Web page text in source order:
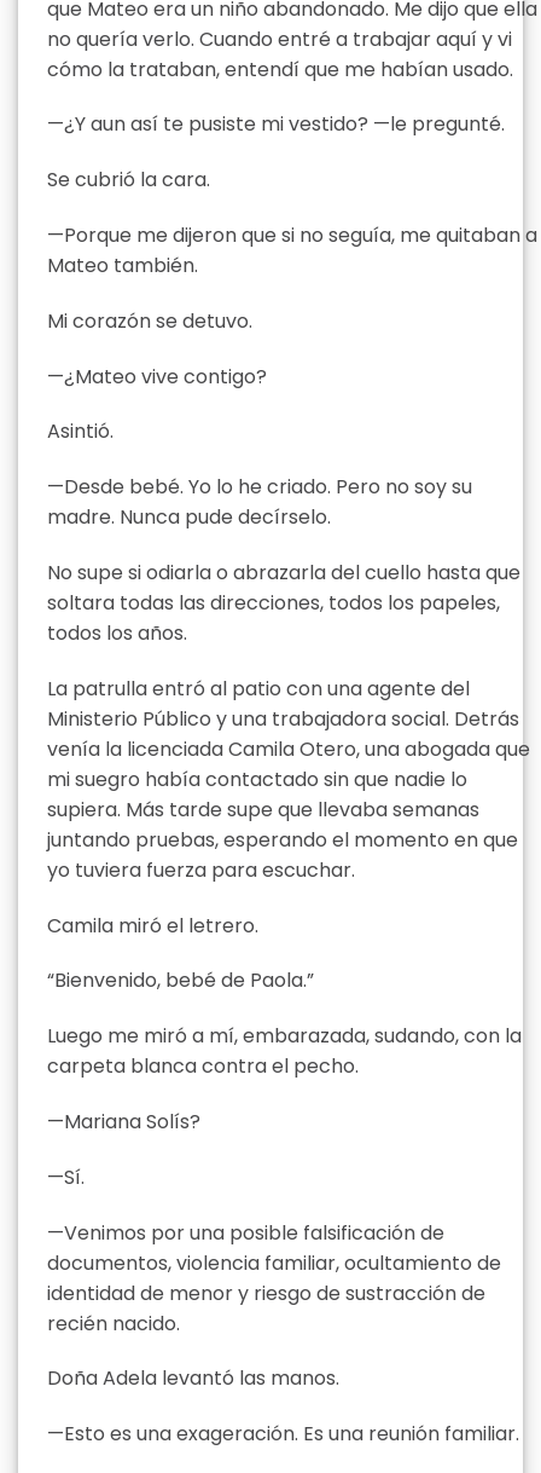
que Mateo era un niño abandonado. Me dijo que ella
no quería verlo. Cuando entré a trabajar aquí y vi
cómo la trataban, entendí que me habían usado.
—¿Y aun así te pusiste mi vestido? —le pregunté.
Se cubrió la cara.
—Porque me dijeron que si no seguía, me quitaban a
Mateo también.
Mi corazón se detuvo.
—¿Mateo vive contigo?
Asintió.
—Desde bebé. Yo lo he criado. Pero no soy su
madre. Nunca pude decírselo.
No supe si odiarla o abrazarla del cuello hasta que
soltara todas las direcciones, todos los papeles,
todos los años.
La patrulla entró al patio con una agente del
Ministerio Público y una trabajadora social. Detrás
venía la licenciada Camila Otero, una abogada que
mi suegro había contactado sin que nadie lo
supiera. Más tarde supe que llevaba semanas
juntando pruebas, esperando el momento en que
yo tuviera fuerza para escuchar.
Camila miró el letrero.
“Bienvenido, bebé de Paola.”
Luego me miró a mí, embarazada, sudando, con la
carpeta blanca contra el pecho.
—Mariana Solís?
—Sí.
—Venimos por una posible falsificación de
documentos, violencia familiar, ocultamiento de
identidad de menor y riesgo de sustracción de
recién nacido.
Doña Adela levantó las manos.
—Esto es una exageración. Es una reunión familiar.